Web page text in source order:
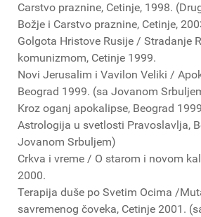
Carstvo praznine, Cetinje, 1998.
Božje i Carstvo praznine, Cetinje,
Golgota Hristove Rusije / Stradanje
komunizmom, Cetinje 1999.
Novi Jerusalim i Vavilon Veliki /
Beograd 1999. (sa Jovanom
Kroz oganj apokalipse, Beograd
Astrologija u svetlosti Pravoslavlja,
Jovanom Srbuljem)
Crkva i vreme / O starom i novom
2000.
Terapija duše po Svetim Ocima /
savremenog čoveka, Cetinje 2001.